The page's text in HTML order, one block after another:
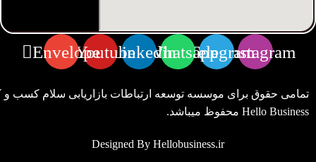
Instagram
Telegram
Whatsapp
Linkedin
Youtube
Envelope
تمامی حقوق برای موسسه توسعه ارتباطات بازاریابی سلام کسب و
Hello Business محفوظ میباشد.
Designed By Hellobusiness.ir